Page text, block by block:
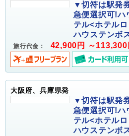
▼切符は駅発
急便選択可!ハ
テル<ホテル
ハウステンボ
旅行代金： 42,900円 ～113,300
大阪府、兵庫県発
▼切符は駅発
急便選択可!ハ
テル<ホテル
ハウステンボ